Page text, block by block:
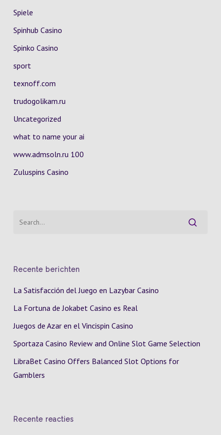
Spiele
Spinhub Casino
Spinko Casino
sport
texnoff.com
trudogolikam.ru
Uncategorized
what to name your ai
www.admsoln.ru 100
Zuluspins Casino
Recente berichten
La Satisfacción del Juego en Lazybar Casino
La Fortuna de Jokabet Casino es Real
Juegos de Azar en el Vincispin Casino
Sportaza Casino Review and Online Slot Game Selection
LibraBet Casino Offers Balanced Slot Options for
Gamblers
Recente reacties